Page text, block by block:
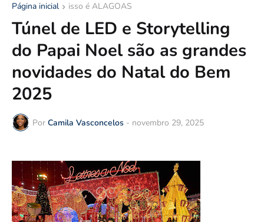
Página inicial isso é ALAGOAS
Túnel de LED e Storytelling
do Papai Noel são as grandes
novidades do Natal do Bem
2025
Por Camila Vasconcelos - novembro 29, 2025